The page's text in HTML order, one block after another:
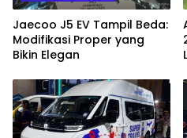
Jaecoo J5 EV Tampil Beda:
Modifikasi Proper yang
Bikin Elegan